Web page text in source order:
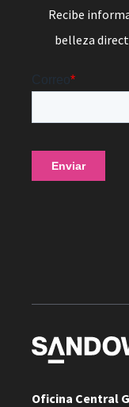
Recibe
belleza
Oficina Central